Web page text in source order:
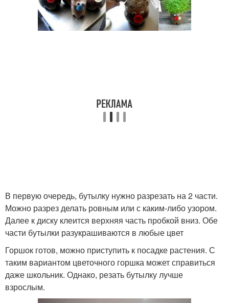
В первую очередь, бутылку нужно разрезать на 2 части.
Можно разрез делать ровным или с каким-либо узором.
Далее к диску клеится верхняя часть пробкой вниз. Обе
части бутылки разукрашиваются в любые цвет
Горшок готов, можно приступить к посадке растения. С
таким вариантом цветочного горшка может справиться
даже школьник. Однако, резать бутылку лучше
взрослым.